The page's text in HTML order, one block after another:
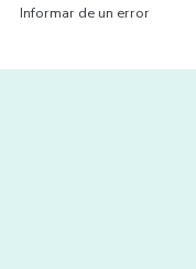
Informar de un error